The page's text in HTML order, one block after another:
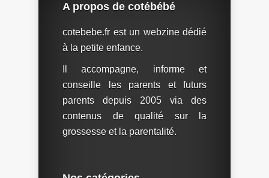
A propos de cotébébé
cotebebe.fr est un webzine dédié
à la petite enfance.
Il accompagne, informe et
conseille les parents et futurs
parents depuis 2005 via des
contenus de qualité sur la
grossesse et la parentalité.